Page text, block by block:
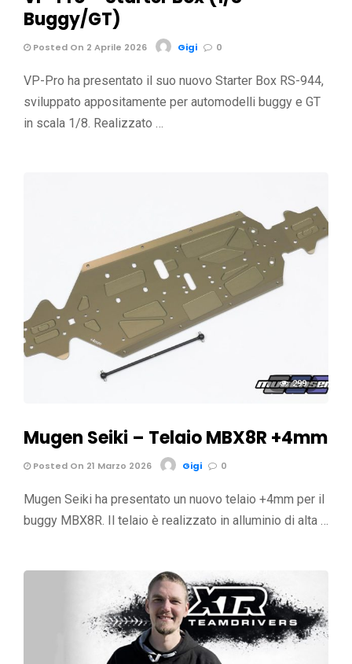
Buggy/GT)
Posted On 2 Aprile 2026 Gigi 0
VP-Pro ha presentato il suo nuovo Starter Box RS-944,
sviluppato appositamente per automodelli buggy e GT
in scala 1/8. Realizzato …
299
Mugen Seiki – Telaio MBX8R +4mm
Posted On 21 Marzo 2026 Gigi 0
Mugen Seiki ha presentato un nuovo telaio +4mm per il
buggy MBX8R. Il telaio è realizzato in alluminio di alta …